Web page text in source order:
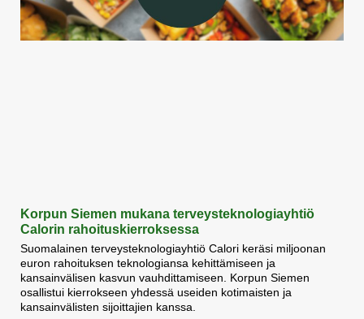
Korpun Siemen mukana terveysteknologiayhtiö
Calorin rahoituskierroksessa
Suomalainen terveysteknologiayhtiö Calori keräsi miljoonan
euron rahoituksen teknologiansa kehittämiseen ja
kansainvälisen kasvun vauhdittamiseen. Korpun Siemen
osallistui kierrokseen yhdessä useiden kotimaisten ja
kansainvälisten sijoittajien kanssa.